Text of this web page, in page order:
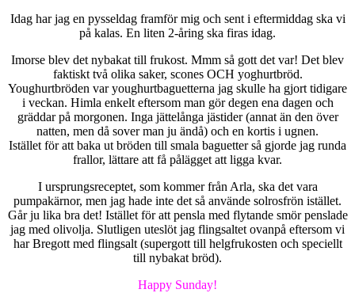
Idag har jag en pysseldag framför mig och sent i eftermiddag ska vi
på kalas. En liten 2-åring ska firas idag.
Imorse blev det nybakat till frukost. Mmm så gott det var! Det blev
faktiskt två olika saker, scones OCH yoghurtbröd.
Youghurtbröden var youghurtbaguetterna jag skulle ha gjort tidigare
i veckan. Himla enkelt eftersom man gör degen ena dagen och
gräddar på morgonen. Inga jättelånga jästider (annat än den över
natten, men då sover man ju ändå) och en kortis i ugnen.
Istället för att baka ut bröden till smala baguetter så gjorde jag runda
frallor, lättare att få pålägget att ligga kvar.
I ursprungsreceptet, som kommer från Arla, ska det vara
pumpakärnor, men jag hade inte det så använde solrosfrön istället.
Går ju lika bra det! Istället för att pensla med flytande smör penslade
jag med olivolja. Slutligen uteslöt jag flingsaltet ovanpå eftersom vi
har Bregott med flingsalt (supergott till helgfrukosten och speciellt
till nybakat bröd).
Happy Sunday!